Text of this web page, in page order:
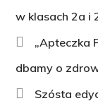
w klasach 2a i
„Apteczka
dbamy o
Szósta